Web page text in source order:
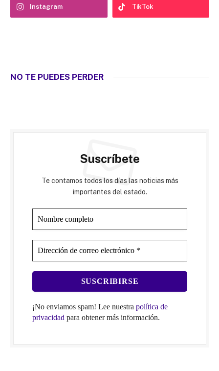
Instagram TikTok
NO TE PUEDES PERDER
Suscríbete
Te contamos todos los días las noticias más
importantes del estado.
¡No enviamos spam! Lee nuestra política de
privacidad para obtener más información.